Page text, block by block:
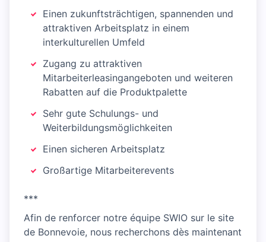
Einen zukunftsträchtigen, spannenden und
attraktiven Arbeitsplatz in einem
interkulturellen Umfeld
Zugang zu attraktiven
Mitarbeiterleasingangeboten und weiteren
Rabatten auf die Produktpalette
Sehr gute Schulungs- und
Weiterbildungsmöglichkeiten
Einen sicheren Arbeitsplatz
Großartige Mitarbeiterevents
***
Afin de renforcer notre équipe SWIO sur le site
de Bonnevoie, nous recherchons dès maintenant